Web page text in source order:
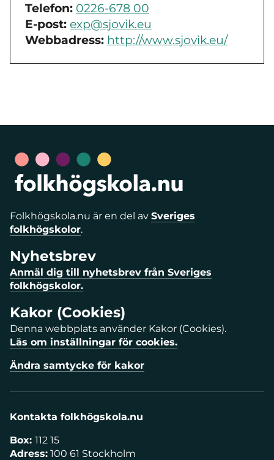
Telefon: 0226-678 00
E-post: exp@sjovik.eu
Webbadress: http://www.sjovik.eu/
Folkhögskola.nu är en del av Sveriges
folkhögskolor.
Nyhetsbrev
Anmäl dig till nyhetsbrev från Sveriges
folkhögskolor.
Kakor (Cookies)
Denna webbplats använder Kakor (Cookies).
Läs om inställningar för cookies.
Ändra samtycke för kakor
Kontakta folkhögskola.nu
Box: 112 15
Adress: 100 61 Stockholm